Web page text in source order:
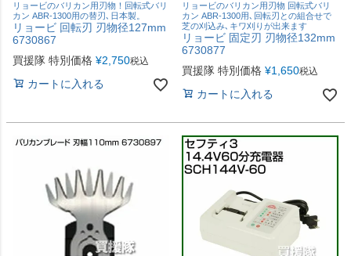
リョービのバリカン用刃物！回転式バリ
カン ABR-1300用の替刃､日本製。
リョービ 回転刃 刃物径127mm
6730867
買援隊 特別価格 ¥2,750税込
カートに入れる
リョービのバリカン用刃物 回転式バリ
カン ABR-1300用､回転刃との組合せで
芝の刈込み､キワ刈りが出来ます
リョービ 固定刃 刃物径132mm
6730877
買援隊 特別価格 ¥1,650税込
カートに入れる